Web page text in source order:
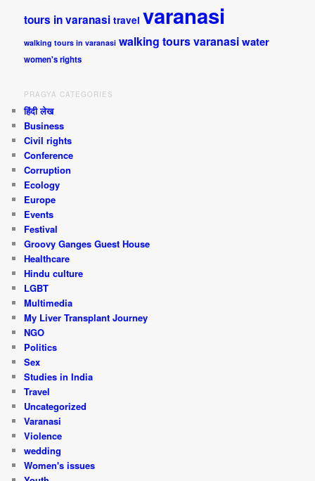
tours in varanasi travel varanasi
walking tours in varanasi walking tours varanasiwater
women's rights
PRAGYA CATEGORIES
हिंदी लेख
Business
Civil rights
Conference
Corruption
Ecology
Europe
Events
Festival
Groovy Ganges Guest House
Healthcare
Hindu culture
LGBT
Multimedia
My Liver Transplant Journey
NGO
Politics
Sex
Studies in India
Travel
Uncategorized
Varanasi
Violence
wedding
Women's issues